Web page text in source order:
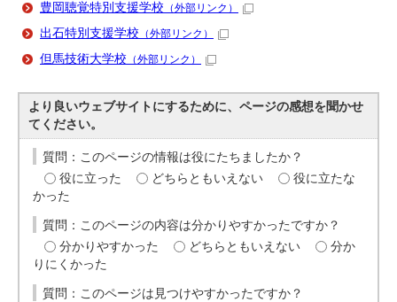
豊岡聴覚特別支援学校 （外部リンク）
出石特別支援学校 （外部リンク）
但馬技術大学校 （外部リンク）
より良いウェブサイトにするために、ページの感想を聞かせ
てください。
質問：このページの情報は役にたちましたか？
役に立った
どちらともいえない
役に立たな
かった
質問：このページの内容は分かりやすかったですか？
分かりやすかった
どちらともいえない
分か
りにくかった
質問：このページは見つけやすかったですか？